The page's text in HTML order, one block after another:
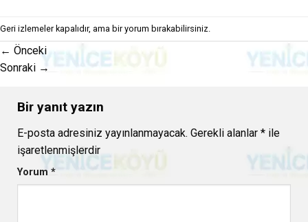
Geri izlemeler kapalıdır, ama bir yorum bırakabilirsiniz.
← Önceki
Sonraki →
Bir yanıt yazın
E-posta adresiniz yayınlanmayacak. Gerekli alanlar * ile
işaretlenmişlerdir
Yorum *